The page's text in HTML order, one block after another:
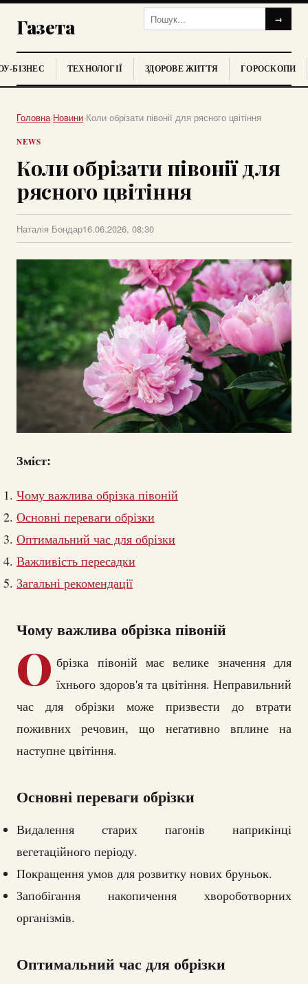
Газета →
БІЗНЕС ТЕХНОЛОГІЇ ЗДОРОВЕ ЖИТТЯ ГОРОСКОПИ
Головна›Новини›Коли обрізати півонії для рясного цвітіння
NEWS
Коли обрізати півонії для
рясного цвітіння
Наталія Бондар16.06.2026, 08:30
Зміст:
Чому важлива обрізка півоній
Основні переваги обрізки
Оптимальний час для обрізки
Важливість пересадки
Загальні рекомендації
Чому важлива обрізка півоній
О брізка півоній має велике значення для
їхнього здоров'я та цвітіння. Неправильний
час для обрізки може призвести до втрати
поживних речовин, що негативно вплине на
наступне цвітіння.
Основні переваги обрізки
Видалення старих пагонів наприкінці
вегетаційного періоду.
Покращення умов для розвитку нових бруньок.
Запобігання накопичення хвороботворних
організмів.
Оптимальний час для обрізки